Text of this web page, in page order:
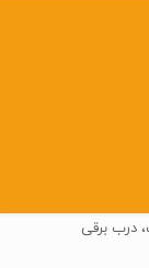
درب برقی